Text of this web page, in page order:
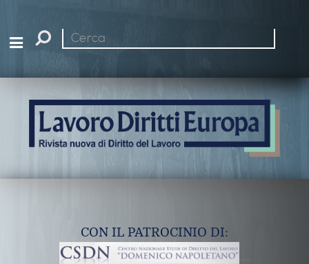
Cerca
CON IL PATROCINIO DI: